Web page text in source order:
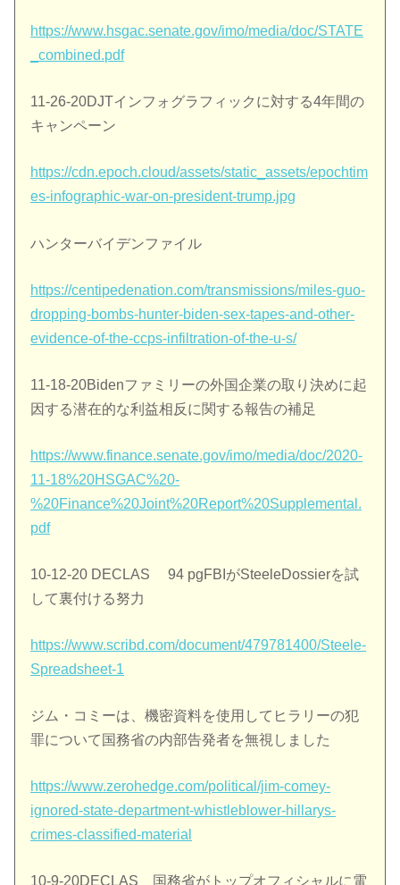
https://www.hsgac.senate.gov/imo/media/doc/STATE
_combined.pdf
11-26-20DJTインフォグラフィックに対する4年間の
キャンペーン
https://cdn.epoch.cloud/assets/static_assets/epochtim
es-infographic-war-on-president-trump.jpg
ハンターバイデンファイル
https://centipedenation.com/transmissions/miles-guo-
dropping-bombs-hunter-biden-sex-tapes-and-other-
evidence-of-the-ccps-infiltration-of-the-u-s/
11-18-20Bidenファミリーの外国企業の取り決めに起
因する潜在的な利益相反に関する報告の補足
https://www.finance.senate.gov/imo/media/doc/2020-
11-18%20HSGAC%20-
%20Finance%20Joint%20Report%20Supplemental.
pdf
10-12-20 DECLAS 94 pgFBIがSteeleDossierを試
して裏付ける努力
https://www.scribd.com/document/479781400/Steele-
Spreadsheet-1
ジム・コミーは、機密資料を使用してヒラリーの犯
罪について国務省の内部告発者を無視しました
https://www.zerohedge.com/political/jim-comey-
ignored-state-department-whistleblower-hillarys-
crimes-classified-material
10-9-20DECLAS 国務省がトップオフィシャルに電